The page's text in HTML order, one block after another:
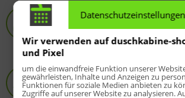
HSK-Spezialist
Online-Shop seit 2009
über 10.000 zufriedene Kunden
Passgenauigkeit
Original HSK-Produkte
Datenschutzeinstellungen
Wir verwenden auf duschkabine-
und Pixel
um die einwandfreie Funktion unserer
gewährleisten, Inhalte und Anzeigen zu
Funktionen für soziale Medien anbieten zu
Zugriffe auf unserer Website zu analysieren.